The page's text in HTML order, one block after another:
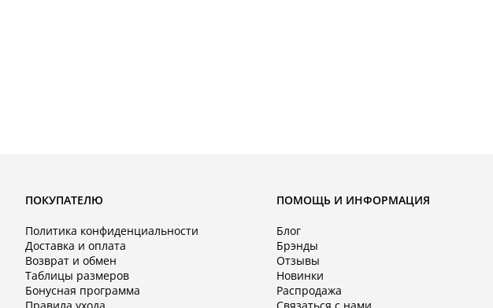
ПОКУПАТЕЛЮ
Политика конфиденциальности
Доставка и оплата
Возврат и обмен
Таблицы размеров
Бонусная программа
ПОМОЩЬ И ИНФОРМАЦИЯ
Блог
Брэнды
Отзывы
Новинки
Распродажа